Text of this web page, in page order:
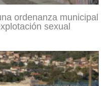
ordenanza municipal
sexual